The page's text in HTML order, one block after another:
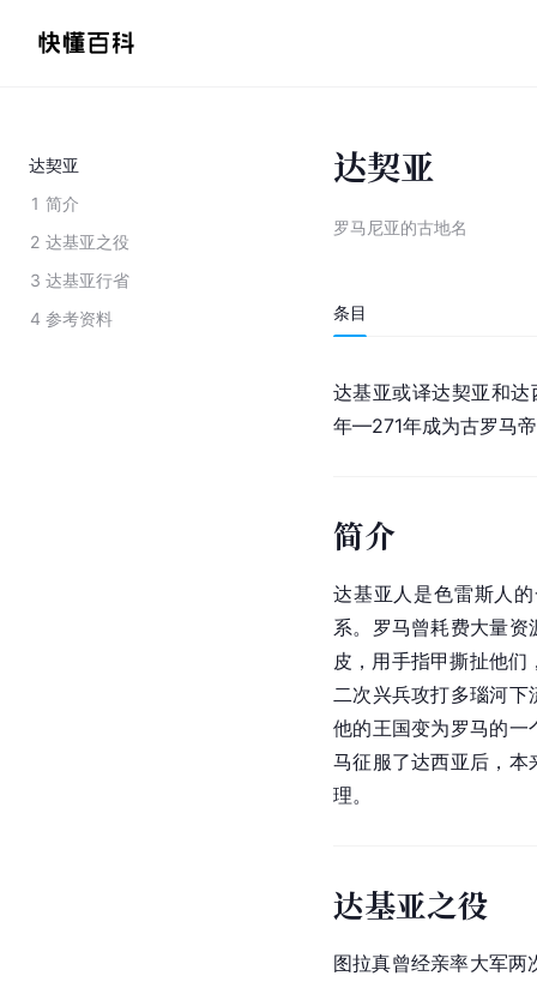
达契亚
1 简介
2 达基亚之役
3 达基亚行省
4 参考资料
达契亚
罗马尼亚的古地名
条目
达基亚或译达契亚和达
年—271年成为古罗马
简介
达基亚人是色雷斯人
系。 罗马曾耗费大量资
皮，用手指甲撕扯他
二次兴兵攻打多瑙河
他的王国变为罗马的一
马征服了达西亚后，本
理。
达基亚之役
图拉真曾经亲率大军